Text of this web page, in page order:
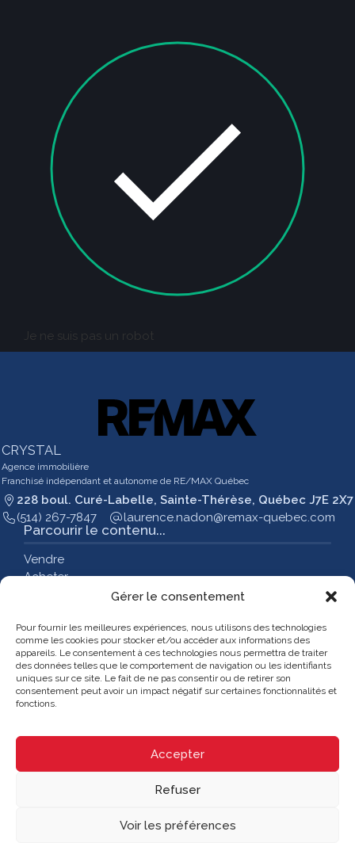
Gérer le consentement
Pour fournir les meilleures expériences, nous utilisons des technologies
comme les cookies pour stocker et/ou accéder aux informations des
appareils. Le consentement à ces technologies nous permettra de traiter
des données telles que le comportement de navigation ou les identifiants
uniques sur ce site. Le fait de ne pas consentir ou de retirer son
consentement peut avoir un impact négatif sur certaines fonctionnalités et
fonctions.
Accepter
Refuser
Voir les préférences
Je ne suis pas un robot
CRYSTAL
Agence immobilière
Franchisé indépendant et autonome de RE/MAX Québec
228 boul. Curé-Labelle, Sainte-Thérèse, Québec J7E 2X7
(514) 267-7847
moc.cebeuq-xamer@nodan.ecnerual
Parcourir le contenu...
Vendre
Acheter
Contact
Blogue
Explorer les propriétés
Par catégories
©Laurence & Olivier – Courtiers immobiliers RE/MAX, 2026
Aliquando 3, ID-3 Innovations
Gérer le consentement